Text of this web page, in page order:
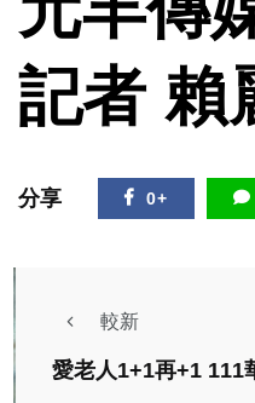
記者 賴
分享 0+
較新
愛老人1+1再+1 111